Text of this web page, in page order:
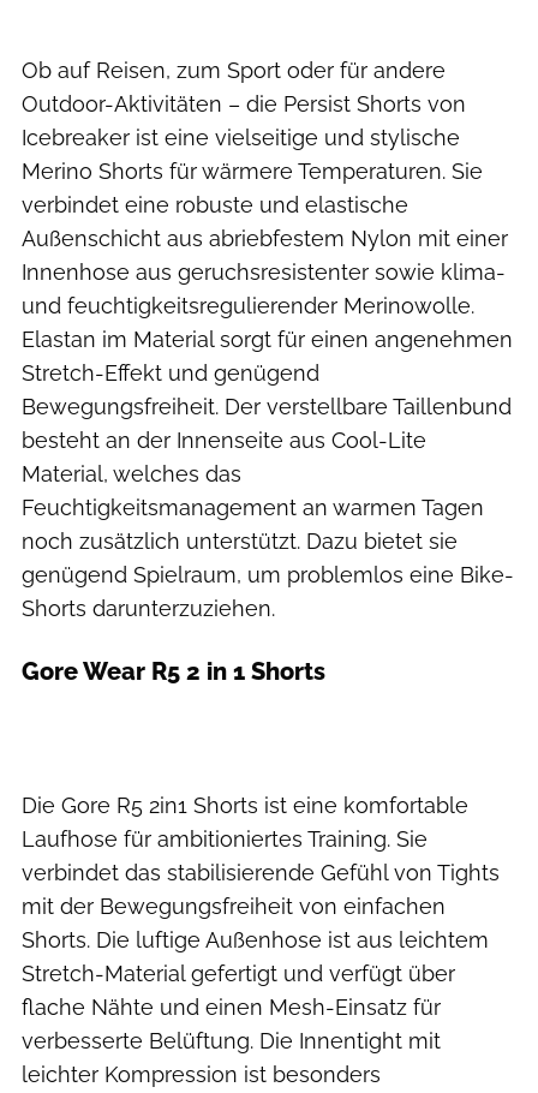
Ob auf Reisen, zum Sport oder für andere
Outdoor-Aktivitäten – die Persist Shorts von
Icebreaker ist eine vielseitige und stylische
Merino Shorts für wärmere Temperaturen. Sie
verbindet eine robuste und elastische
Außenschicht aus abriebfestem Nylon mit einer
Innenhose aus geruchsresistenter sowie klima-
und feuchtigkeitsregulierender Merinowolle.
Elastan im Material sorgt für einen angenehmen
Stretch-Effekt und genügend
Bewegungsfreiheit. Der verstellbare Taillenbund
besteht an der Innenseite aus Cool-Lite
Material, welches das
Feuchtigkeitsmanagement an warmen Tagen
noch zusätzlich unterstützt. Dazu bietet sie
genügend Spielraum, um problemlos eine Bike-
Shorts darunterzuziehen.
Gore Wear R5 2 in 1 Shorts
Die Gore R5 2in1 Shorts ist eine komfortable
Laufhose für ambitioniertes Training. Sie
verbindet das stabilisierende Gefühl von Tights
mit der Bewegungsfreiheit von einfachen
Shorts. Die luftige Außenhose ist aus leichtem
Stretch-Material gefertigt und verfügt über
flache Nähte und einen Mesh-Einsatz für
verbesserte Belüftung. Die Innentight mit
leichter Kompression ist besonders